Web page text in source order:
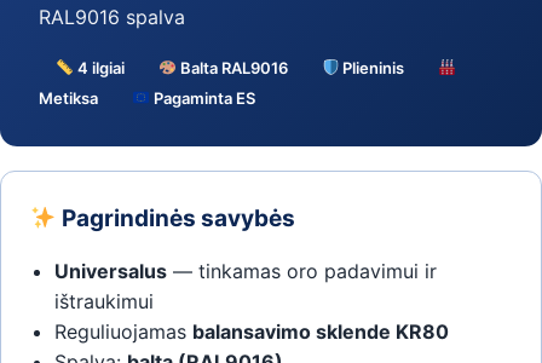
RAL9016 spalva
4 ilgiai Balta RAL9016
Plieninis
Metiksa
Pagaminta ES
Pagrindinės savybės
Universalus — tinkamas oro padavimui ir
ištraukimui
Reguliuojamas balansavimo sklende KR80